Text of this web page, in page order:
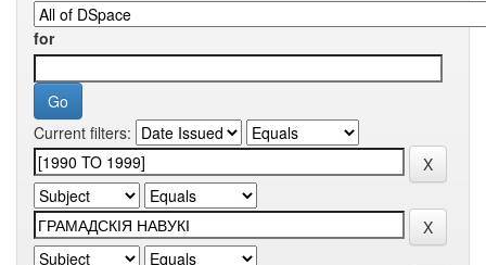
for
Current filters: